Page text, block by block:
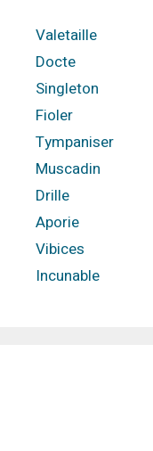
Valetaille
Docte
Singleton
Fioler
Tympaniser
Muscadin
Drille
Aporie
Vibices
Incunable